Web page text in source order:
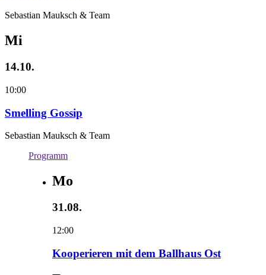
Sebastian Mauksch & Team
Mi
14.10.
10:00
Smelling Gossip
Sebastian Mauksch & Team
Programm
Mo
31.08.
12:00
Kooperieren mit dem Ballhaus Ost